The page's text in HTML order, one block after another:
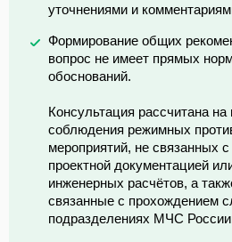
уточнениями и
Формирование общих
вопрос не имеет прямых
обоснований.
Консультация рассчитана на
соблюдения режимных
мероприятий, не связанных с
проектной документацией
инженерных расчётов, а
связанные с прохождением
подразделениях МЧС